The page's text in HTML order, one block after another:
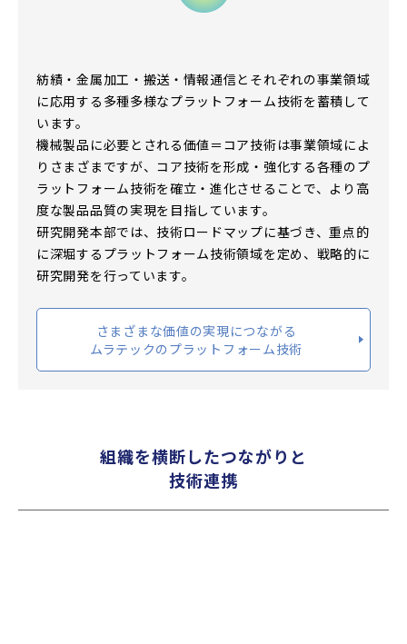
紡績・金属加工・搬送・情報通信とそれぞれの事業領域
に応用する多種多様なプラットフォーム技術を蓄積して
います。
機械製品に必要とされる価値＝コア技術は事業領域によ
りさまざまですが、コア技術を形成・強化する各種のプ
ラットフォーム技術を確立・進化させることで、より高
度な製品品質の実現を目指しています。
研究開発本部では、技術ロードマップに基づき、重点的
に深堀するプラットフォーム技術領域を定め、戦略的に
研究開発を行っています。
さまざまな価値の実現につながる
ムラテックのプラットフォーム技術
組織を横断したつながりと
技術連携